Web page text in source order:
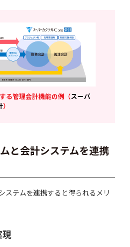
る管理会計機能の例（スーパ
）
と会計システムを連携
ステムを連携すると得られるメリ
現